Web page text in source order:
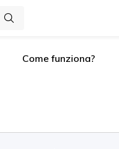
Come funziona?